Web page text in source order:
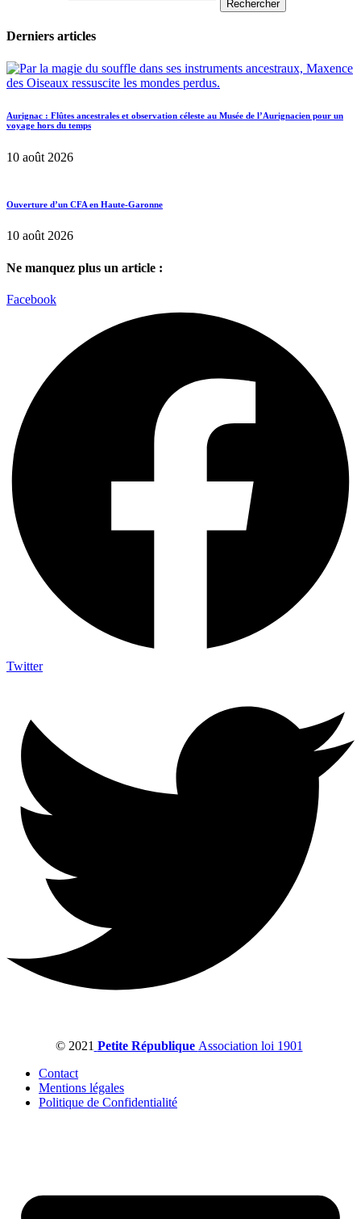
Rechercher
Derniers articles
Aurignac : Flûtes ancestrales et observation céleste au Musée de l’Aurignacien pour un
voyage hors du temps
10 août 2026
Ouverture d’un CFA en Haute-Garonne
10 août 2026
Ne manquez plus un article :
Facebook
Twitter
© 2021 Petite République Association loi 1901
Contact
Mentions légales
Politique de Confidentialité